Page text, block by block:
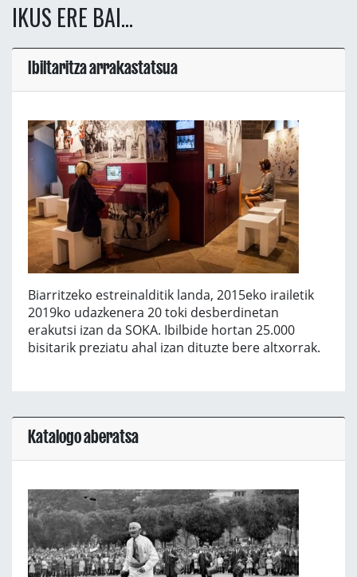
IKUS ERE BAI...
Ibiltaritza arrakastatsua
Biarritzeko estreinalditik landa, 2015eko irailetik
2019ko udazkenera 20 toki desberdinetan
erakutsi izan da SOKA. Ibilbide hortan 25.000
bisitarik preziatu ahal izan dituzte bere altxorrak.
Katalogo aberatsa